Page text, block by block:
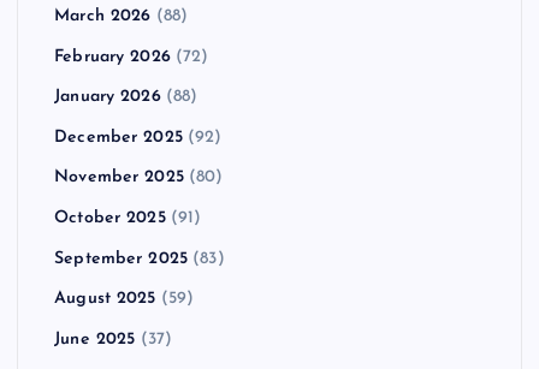
March 2026 (88)
February 2026(72)
January 2026(88)
December 2025(92)
November 2025(80)
October 2025(91)
September 2025 (83)
August 2025 (59)
June 2025 (37)